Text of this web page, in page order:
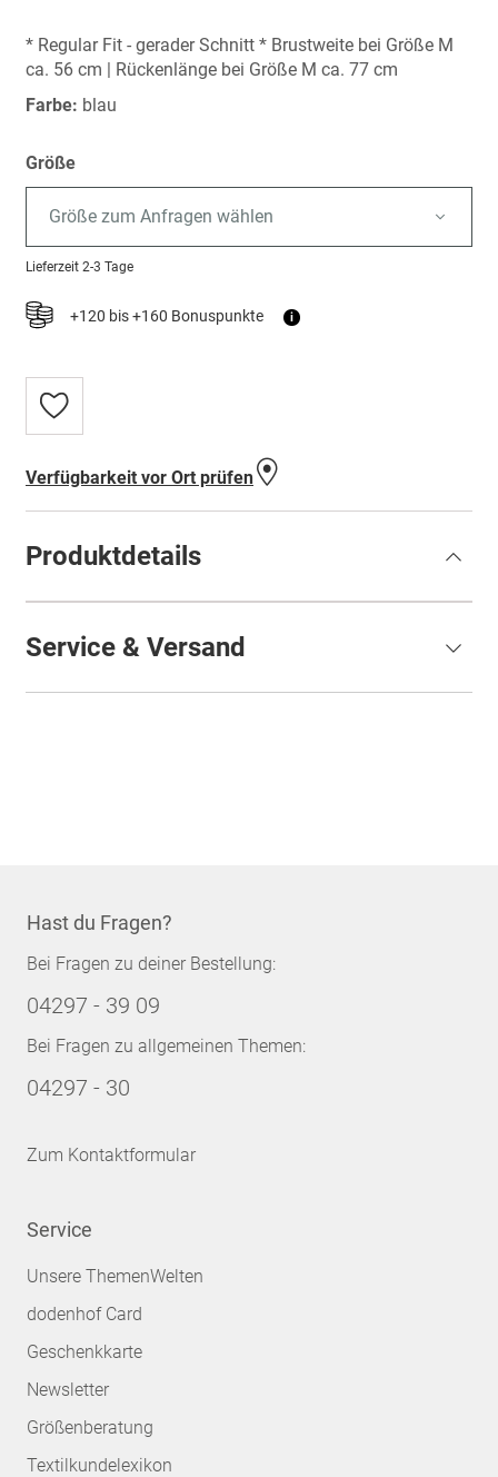
springen
* Regular Fit - gerader Schnitt * Brustweite bei Größe M
ca. 56 cm | Rückenlänge bei Größe M ca. 77 cm
Farbe: blau
Größe
Größe zum Anfragen wählen
Lieferzeit 2-3 Tage
+120 bis +160 Bonuspunkte i
Zur
Wunschliste
Verfügbarkeit vor Ort prüfen
Produktdetails
Service & Versand
Hast du Fragen?
Bei Fragen zu deiner Bestellung:
04297 - 39 09
Bei Fragen zu allgemeinen Themen:
04297 - 30
Zum Kontaktformular
Service
Unsere ThemenWelten
dodenhof Card
Geschenkkarte
Newsletter
Größenberatung
Textilkundelexikon